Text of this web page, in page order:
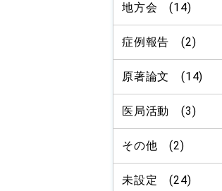
地方会 (14)
症例報告 (2)
原著論文 (14)
医局活動 (3)
その他 (2)
未設定 (24)